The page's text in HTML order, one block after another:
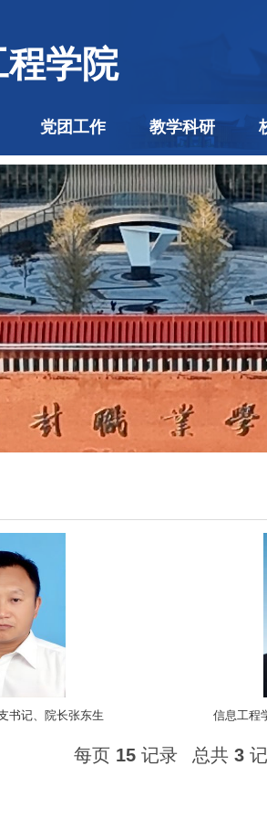
学院
党团工作 教学科研
书记、院长张东生 信息工程
每页 15记录 总共 3